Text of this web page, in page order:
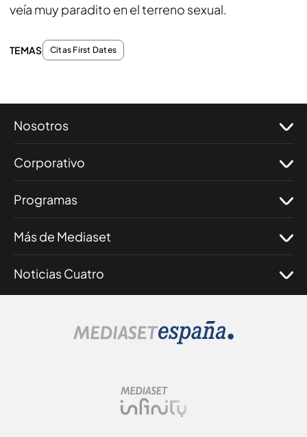
veía muy paradito en el terreno sexual.
TEMAS Citas First Dates
Nosotros
Corporativo
Programas
Más de Mediaset
Noticias Cuatro